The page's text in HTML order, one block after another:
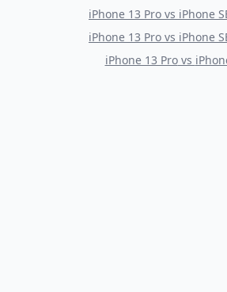
iPhone 13 Pro vs iPhone
iPhone 13 Pro vs iPhone
iPhone 13 Provs